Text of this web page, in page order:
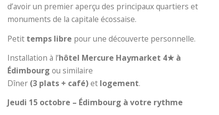
d’avoir un premier aperçu des principaux quartiers et
monuments de la capitale écossaise.
Petit temps libre pour une découverte personnelle.
Installation à l’hôtel Mercure Haymarket 4★ à
Édimbourg ou similaire
Dîner (3 plats + café)et logement.
Jeudi 15 octobre – Édimbourg à votre rythme